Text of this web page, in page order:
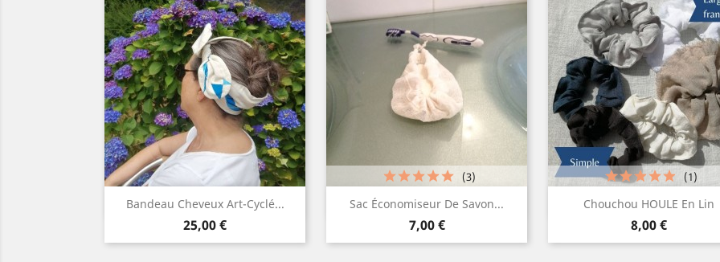
Bandeau Cheveux Art-Cyclé...
Prix
25,00 €
Aperçu rapide
Orange
Vert
Sac Économiseur De Savon...
Prix
7,00 €
(3)
Aperçu rapide
IvoireLin
naturel
Gris
clairmoyen
Chouchou HOULE En Lin
Prix
8,00 €
(1)
Aperçu rapide
IvoireLin
naturel
Gris
clair